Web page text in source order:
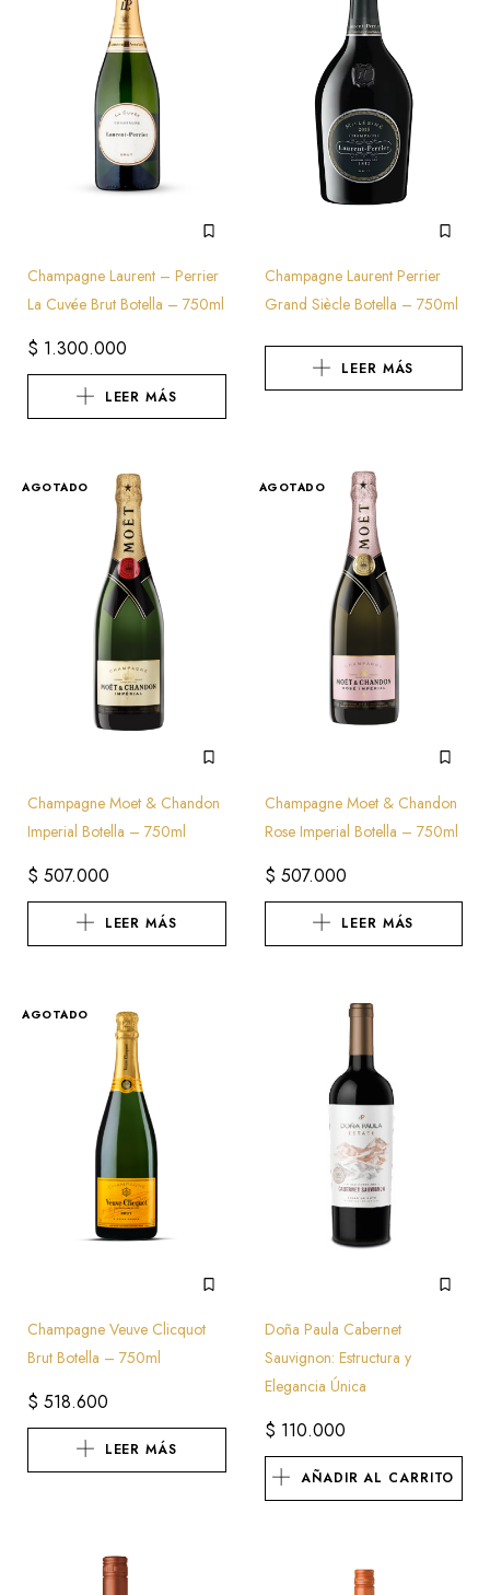
Champagne Laurent – Perrier
La Cuvée Brut Botella – 750ml
$ 1.300.000
LEER MÁS
Champagne Laurent Perrier
Grand Siècle Botella – 750ml
LEER MÁS
AGOTADO
Champagne Moet & Chandon
Imperial Botella – 750ml
$ 507.000
LEER MÁS
AGOTADO
Champagne Moet & Chandon
Rose Imperial Botella – 750ml
$ 507.000
LEER MÁS
AGOTADO
Champagne Veuve Clicquot
Brut Botella – 750ml
$ 518.600
LEER MÁS
Doña Paula Cabernet
Sauvignon: Estructura y
Elegancia Única
$ 110.000
AÑADIR AL CARRITO